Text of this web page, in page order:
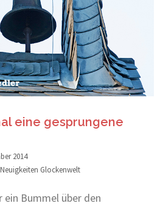
eine gesprungene
2014
Neuigkeiten Glockenwelt
Bummel über den